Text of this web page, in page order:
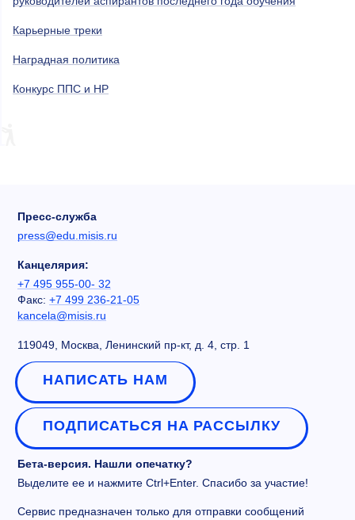
Карьерные треки
Наградная политика
Конкурс ППС и НР
Пресс-служба
press@edu.misis.ru
Канцелярия:
+7 495 955-00- 32
Факс: +7 499 236-21-05
kancela@misis.ru
119049, Москва, Ленинский пр-кт, д. 4, стр. 1
НАПИСАТЬ НАМ
ПОДПИСАТЬСЯ НА РАССЫЛКУ
Бета-версия. Нашли опечатку?
Выделите ее и нажмите Ctrl+Enter. Спасибо за участие!
Сервис предназначен только для отправки сообщений